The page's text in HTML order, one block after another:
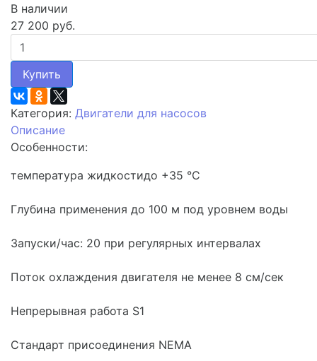
В наличии
27 200 руб.
Купить
Категория: Двигатели для насосов
Описание
Особенности:
температура жидкостидо +35 °C
Глубина применения до 100 м под уровнем воды
Запуски/час: 20 при регулярных интервалах
Поток охлаждения двигателя не менее 8 см/сек
Непрерывная работа S1
Стандарт присоединения NEMA